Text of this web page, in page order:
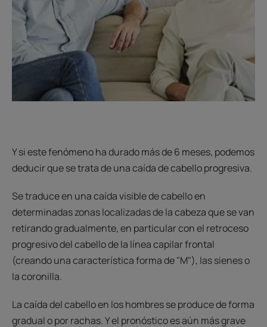
Y si este fenómeno ha durado más de 6 meses, podemos
deducir que se trata de una caída de cabello progresiva.
Se traduce en una caída visible de cabello en
determinadas zonas localizadas de la cabeza que se van
retirando gradualmente, en particular con el retroceso
progresivo del cabello de la línea capilar frontal
(creando una característica forma de "M"), las sienes o
la coronilla.
La caída del cabello en los hombres se produce de forma
gradual o por rachas. Y el pronóstico es aún más grave